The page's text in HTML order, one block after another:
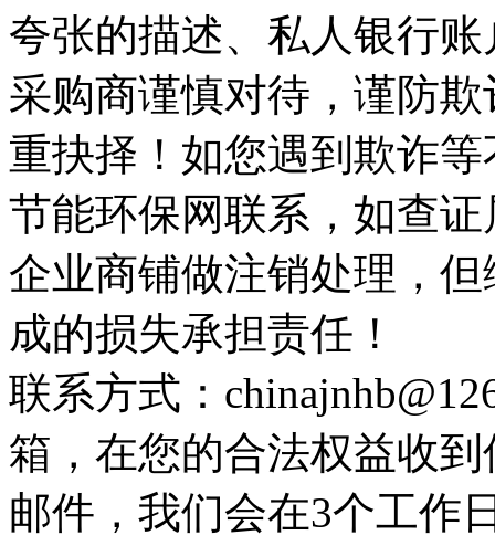
夸张的描述、私人银行
采购商谨慎对待，谨防
重抉择！如您遇到欺诈
节能环保网联系，如查
企业商铺做注销处理，
成的损失承担责任！
联系方式：
箱，在您的合法权益收
邮件，我们会在3个工作